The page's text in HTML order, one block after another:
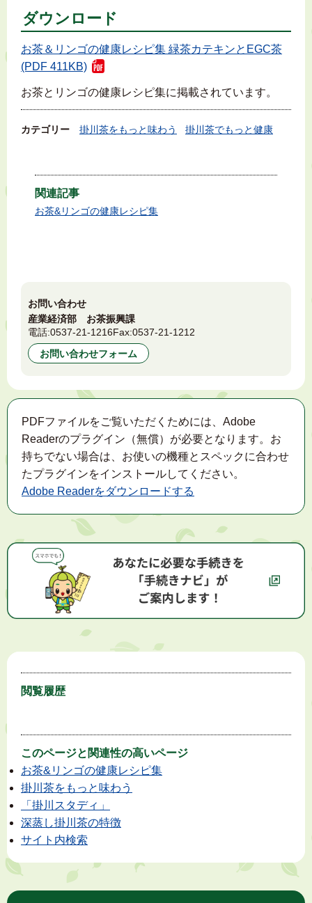
ダウンロード
お茶＆リンゴの健康レシピ集 緑茶カテキンとEGC茶
(PDF 411KB)
お茶とリンゴの健康レシピ集に掲載されています。
カテゴリー 掛川茶をもっと味わう 掛川茶でもっと健康
関連記事
お茶&リンゴの健康レシピ集
お問い合わせ
産業経済部 お茶振興課
電話:0537-21-1216Fax:0537-21-1212
お問い合わせフォーム
PDFファイルをご覧いただくためには、Adobe
Readerのプラグイン（無償）が必要となります。お
持ちでない場合は、お使いの機種とスペックに合わせ
たプラグインをインストールしてください。
Adobe Readerをダウンロードする
閲覧履歴
このページと 関連性の高いページ
お茶&リンゴの健康レシピ集
掛川茶をもっと味わう
「掛川スタディ」
深蒸し掛川茶の特徴
サイト内検索